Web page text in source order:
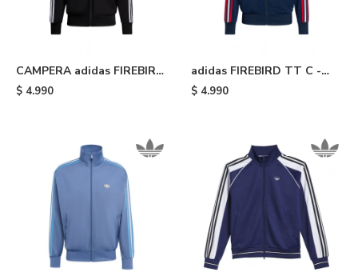
CAMPERA adidas FIREBIRD
- Black
$ 4.990
adidas FIREBIRD TT C -
Blue
$ 4.990